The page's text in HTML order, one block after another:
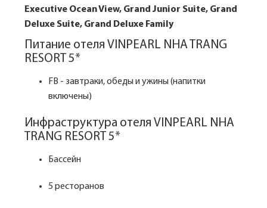
Executive Ocean View, Grand Junior Suite, Grand
Deluxe Suite, Grand Deluxe Family
Питание отеля VINPEARL NHA TRANG
RESORT 5*
FB - завтраки, обеды и ужины (напитки
включены)
Инфраструктура отеля VINPEARL NHA
TRANG RESORT 5*
Бассейн
5 ресторанов